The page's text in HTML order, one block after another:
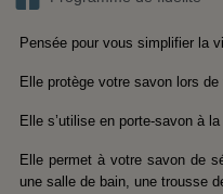
Pensée pour vous simplifier la
Elle protège votre savon lors
Elle s’utilise en porte-savon à
Elle permet à votre savon de
une salle de bain, une trousse